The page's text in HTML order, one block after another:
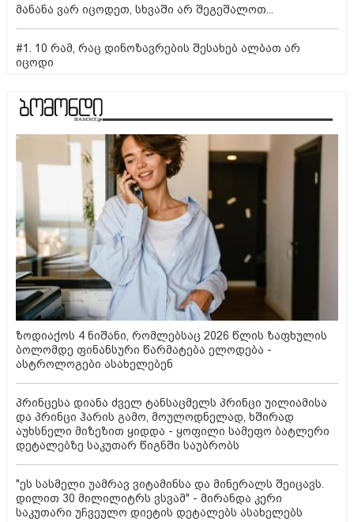
მანანა ვარ იცოდეთ, სხვაში არ შეგეშალოთ...
#1. 10 რამ, რაც დინოზავრების შესახებ ალბათ არ
იცოდი
ზოდიაქოს 4 ნიშანი, რომლებსაც 2026 წლის ზაფხულის
ბოლომდე ფინანსური წარმატება ელოდება -
ასტროლოგები ასახელებენ
პრინცესა დიანა ძველ ტანსაცმელს პრინცი უილიამისა
და პრინცი ჰარის გამო, მოულოდნელად, ხშირად
აუხსნელი მიზეზით ყიდდა - ყოფილი სამეფო ბატლერი
დეტალებზე საკუთარ წიგნში საუბრობს
"ეს სასმელი უამრავ ვიტამინსა და მინერალს შეიცავს.
დილით 30 მილილიტრს ვსვამ" - მირანდა კერი
საკუთარი უჩვეულო დიეტის დეტალებს ასახელებს